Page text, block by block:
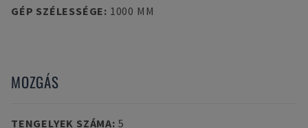
GÉP SZÉLESSÉGE: 1000 MM
MOZGÁS
TENGELYEK SZÁMA: 5